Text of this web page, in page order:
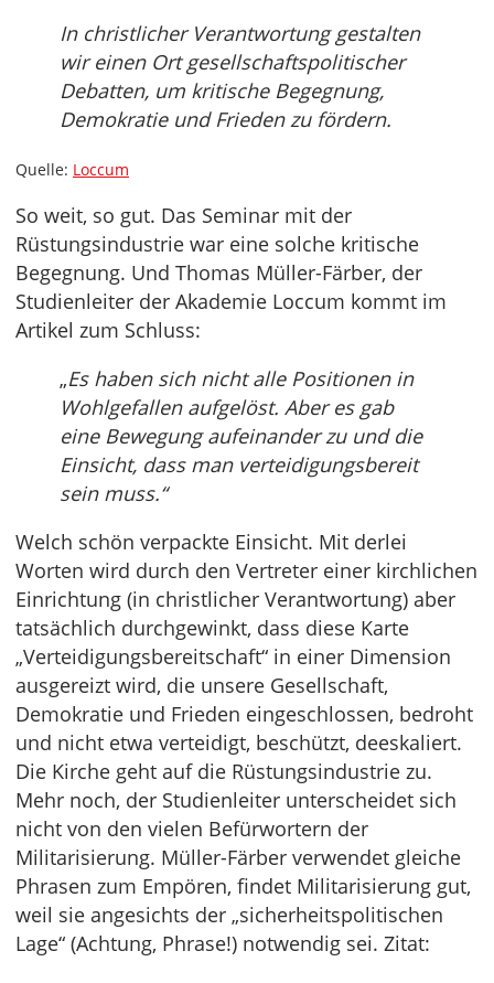
In christlicher Verantwortung gestalten
wir einen Ort gesellschaftspolitischer
Debatten, um kritische Begegnung,
Demokratie und Frieden zu fördern.
Quelle: Loccum
So weit, so gut. Das Seminar mit der
Rüstungsindustrie war eine solche kritische
Begegnung. Und Thomas Müller-Färber, der
Studienleiter der Akademie Loccum kommt im
Artikel zum Schluss:
„Es haben sich nicht alle Positionen in
Wohlgefallen aufgelöst. Aber es gab
eine Bewegung aufeinander zu und die
Einsicht, dass man verteidigungsbereit
sein muss.“
Welch schön verpackte Einsicht. Mit derlei
Worten wird durch den Vertreter einer kirchlichen
Einrichtung (in christlicher Verantwortung) aber
tatsächlich durchgewinkt, dass diese Karte
„Verteidigungsbereitschaft“ in einer Dimension
ausgereizt wird, die unsere Gesellschaft,
Demokratie und Frieden eingeschlossen, bedroht
und nicht etwa verteidigt, beschützt, deeskaliert.
Die Kirche geht auf die Rüstungsindustrie zu.
Mehr noch, der Studienleiter unterscheidet sich
nicht von den vielen Befürwortern der
Militarisierung. Müller-Färber verwendet gleiche
Phrasen zum Empören, findet Militarisierung gut,
weil sie angesichts der „sicherheitspolitischen
Lage“ (Achtung, Phrase!) notwendig sei. Zitat: